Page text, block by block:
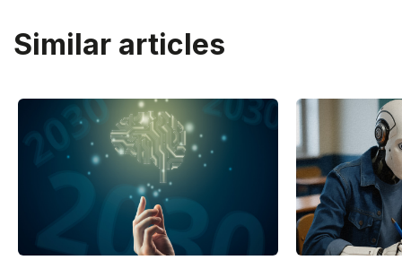
Similar articles